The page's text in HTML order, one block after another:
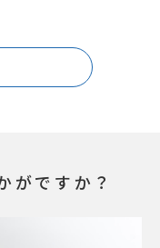
がですか？